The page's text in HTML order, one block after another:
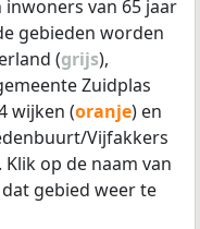
van 65 jaar
gebieden worden
(grijs),
Zuidplas
wijken (oranje) en
Vijfakkers
op de naam van
gebied weer te